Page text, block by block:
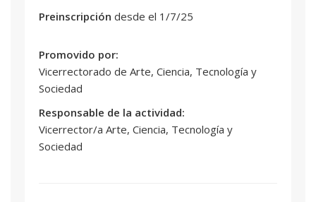
Preinscripción desde el 1/7/25
Promovido por:
Vicerrectorado de Arte, Ciencia, Tecnología y
Sociedad
Responsable de la actividad:
Vicerrector/a Arte, Ciencia, Tecnología y
Sociedad